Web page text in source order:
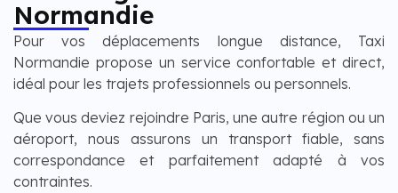
Normandie
Pour vos déplacements longue distance, Taxi
Normandie propose un service confortable et direct,
idéal pour les trajets professionnels ou personnels.
Que vous deviez rejoindre Paris, une autre région ou un
aéroport, nous assurons un transport fiable, sans
correspondance et parfaitement adapté à vos
contraintes.